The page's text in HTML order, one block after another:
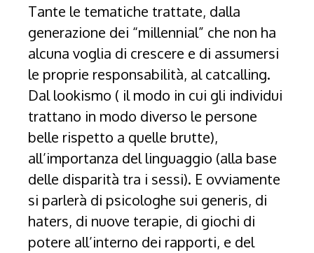
Tante le tematiche trattate, dalla
generazione dei “millennial” che non ha
alcuna voglia di crescere e di assumersi
le proprie responsabilità, al catcalling.
Dal lookismo ( il modo in cui gli individui
trattano in modo diverso le persone
belle rispetto a quelle brutte),
all’importanza del linguaggio (alla base
delle disparità tra i sessi). E ovviamente
si parlerà di psicologhe sui generis, di
haters, di nuove terapie, di giochi di
potere all’interno dei rapporti, e del